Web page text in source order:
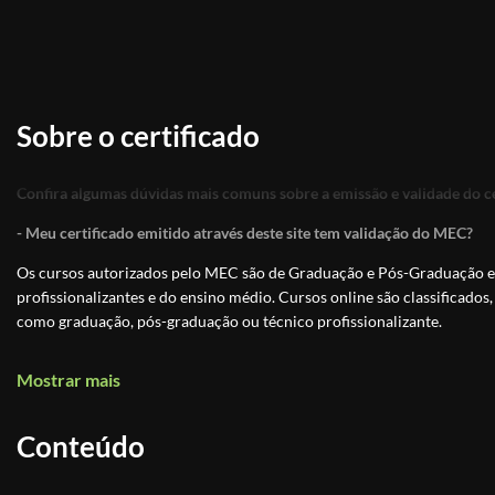
Sobre o certificado
Confira algumas dúvidas mais comuns sobre a emissão e validade do
- Meu certificado emitido através deste site tem validação do MEC?
Os cursos autorizados pelo MEC são de Graduação e Pós-
profissionalizantes e do ensino médio. Cursos online são
como graduação, pós-graduação ou técnico profissionalizante.
uma modalidade de educação não-formal com duração variável, a
Educação é um direito de todos e é um incentivo a sociedade
Mostrar mais
Conteúdo